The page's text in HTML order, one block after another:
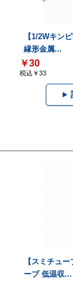
【1/2Wキン
縁形金属...
￥30
税込￥33
【スミチュ
ーブ 低温収...